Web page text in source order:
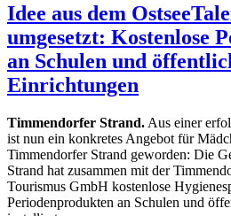
Idee aus dem
umgesetzt: Kostenlose
an Schulen und
Einrichtungen
Timmendorfer Strand. Aus einer
ist nun ein konkretes Angebot für
Timmendorfer Strand geworden: Die
Strand hat zusammen mit der
Tourismus GmbH kostenlose
Periodenprodukten an Schulen und